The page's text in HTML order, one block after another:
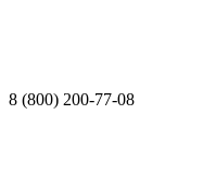
8 (800) 200-77-08